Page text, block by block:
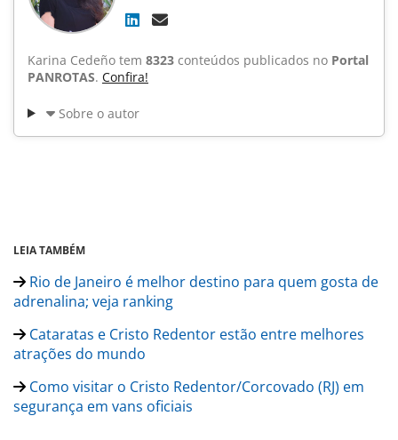
Karina Cedeño tem 8323 conteúdos publicados no Portal
PANROTAS. Confira!
Sobre o autor
LEIA TAMBÉM
Rio de Janeiro é melhor destino para quem gosta de
adrenalina; veja ranking
Cataratas e Cristo Redentor estão entre melhores
atrações do mundo
Como visitar o Cristo Redentor/Corcovado (RJ) em
segurança em vans oficiais